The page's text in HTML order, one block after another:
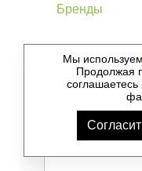
Бренды
©2012-2026 -
Мы используем
Продолжая